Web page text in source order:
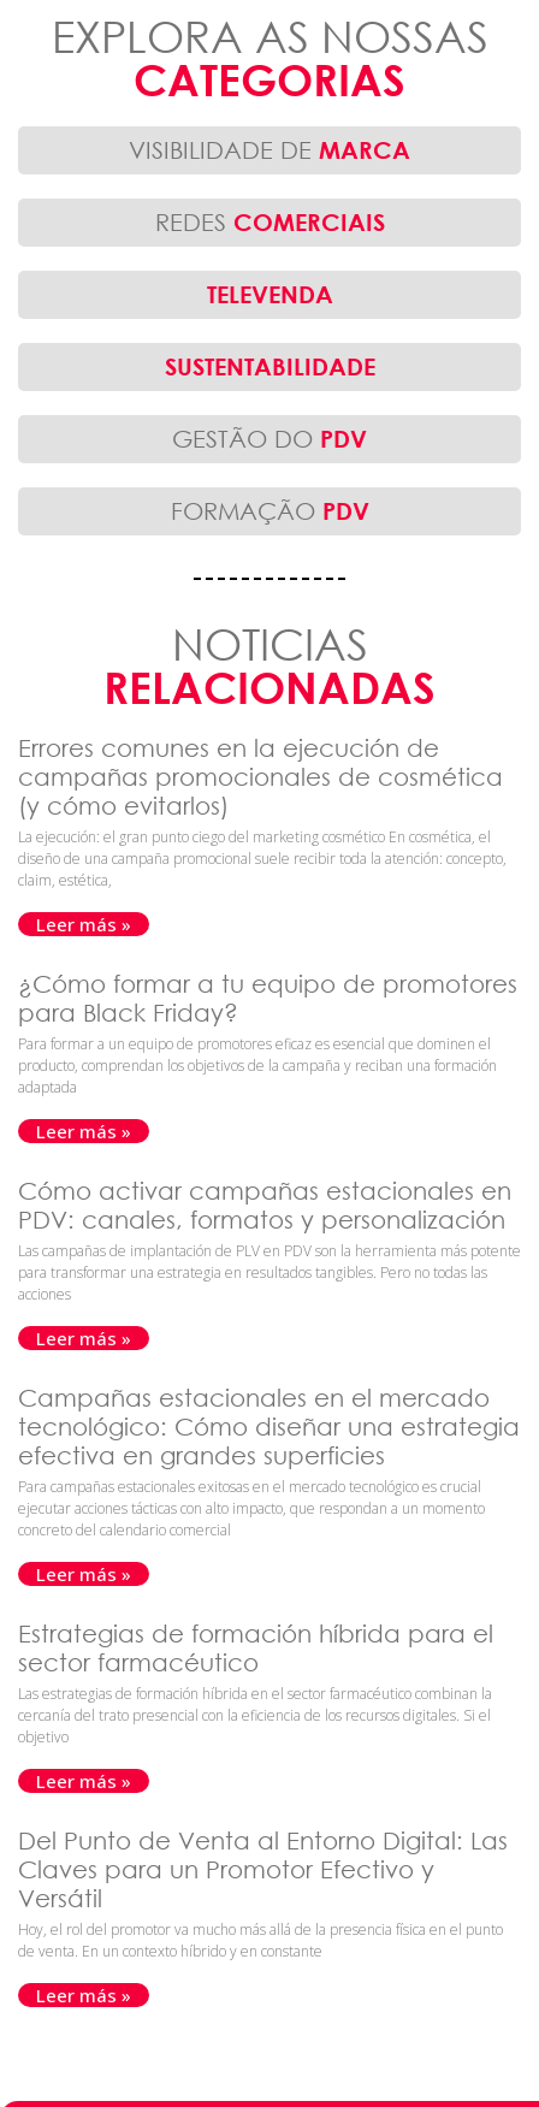
EXPLORA AS NOSSAS
CATEGORIAS
VISIBILIDADE DE MARCA
REDES COMERCIAIS
TELEVENDA
SUSTENTABILIDADE
GESTÃO DO PDV
FORMAÇÃO PDV
NOTICIAS
RELACIONADAS
Errores comunes en la ejecución de
campañas promocionales de cosmética
(y cómo evitarlos)
La ejecución: el gran punto ciego del marketing cosmético En cosmética, el
diseño de una campaña promocional suele recibir toda la atención: concepto,
claim, estética,
Leer más »
¿Cómo formar a tu equipo de promotores
para Black Friday?
Para formar a un equipo de promotores eficaz es esencial que dominen el
producto, comprendan los objetivos de la campaña y reciban una formación
adaptada
Leer más »
Cómo activar campañas estacionales en
PDV: canales, formatos y personalización
Las campañas de implantación de PLV en PDV son la herramienta más potente
para transformar una estrategia en resultados tangibles. Pero no todas las
acciones
Leer más »
Campañas estacionales en el mercado
tecnológico: Cómo diseñar una estrategia
efectiva en grandes superficies
Para campañas estacionales exitosas en el mercado tecnológico es crucial
ejecutar acciones tácticas con alto impacto, que respondan a un momento
concreto del calendario comercial
Leer más »
Estrategias de formación híbrida para el
sector farmacéutico
Las estrategias de formación híbrida en el sector farmacéutico combinan la
cercanía del trato presencial con la eficiencia de los recursos digitales. Si el
objetivo
Leer más »
Del Punto de Venta al Entorno Digital: Las
Claves para un Promotor Efectivo y
Versátil
Hoy, el rol del promotor va mucho más allá de la presencia física en el punto
de venta. En un contexto híbrido y en constante
Leer más »